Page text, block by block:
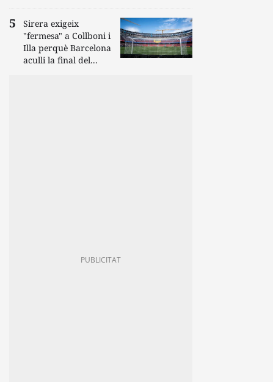
Sirera exigeix
"fermesa" a Collboni i
Illa perquè Barcelona
aculli la final del...